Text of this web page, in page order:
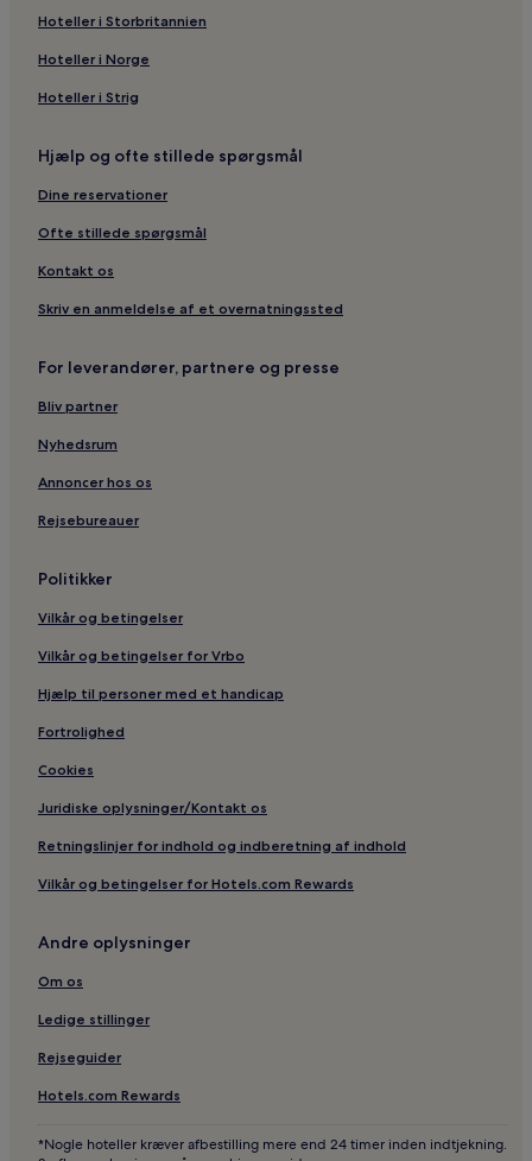
Hoteller i Storbritannien
Hoteller i Norge
Hoteller i Strig
Hjælp og ofte stillede spørgsmål
Dine reservationer
Ofte stillede spørgsmål
Kontakt os
Skriv en anmeldelse af et overnatningssted
For leverandører, partnere og presse
Bliv partner
Nyhedsrum
Annoncer hos os
Rejsebureauer
Politikker
Vilkår og betingelser
Vilkår og betingelser for Vrbo
Hjælp til personer med et handicap
Fortrolighed
Cookies
Juridiske oplysninger/Kontakt os
Retningslinjer for indhold og indberetning af indhold
Vilkår og betingelser for Hotels.com Rewards
Andre oplysninger
Om os
Ledige stillinger
Rejseguider
Hotels.com Rewards
*Nogle hoteller kræver afbestilling mere end 24 timer inden indtjekning.